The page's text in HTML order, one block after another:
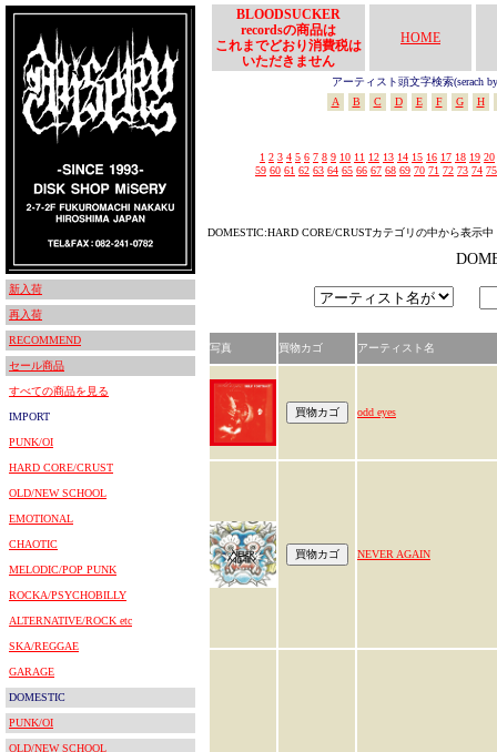
新入荷
再入荷
RECOMMEND
セール商品
すべての商品を見る
IMPORT
PUNK/OI
HARD CORE/CRUST
OLD/NEW SCHOOL
EMOTIONAL
CHAOTIC
MELODIC/POP PUNK
ROCKA/PSYCHOBILLY
ALTERNATIVE/ROCK etc
SKA/REGGAE
GARAGE
DOMESTIC
PUNK/OI
OLD/NEW SCHOOL
BLOODSUCKER
recordsの商品は
これまでどおり消費税は
いただきません
HOME
アーティスト頭文字検索(serach
A
B C D E F G H
1 2 3 4 5 6 7 8 9 10 11 12 13 14 15 16 17 18 19 20
59 60 61 62 63 64 65 66 67 68 69 70 71 72 73 74 75
DOMESTIC:HARD CORE/CRUSTカテゴリの中から表示中
写真 買物カゴ アーティスト名
odd eyes
NEVER AGAIN